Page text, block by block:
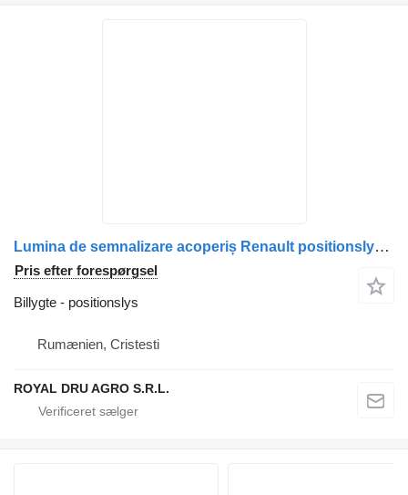
Lumina de semnalizare acoperiș Renault positionslys til Valeo 20495172, 20745225, 1403887, 5001834561 lastbil
Pris efter forespørgsel
Billygte - positionslys
Rumænien, Cristesti
ROYAL DRU AGRO S.R.L.